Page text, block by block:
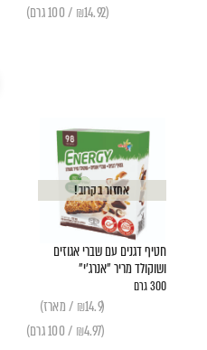
(₪14.92 / 100 גרם)
אחזור בקרוב!
חטיף דגנים עם שברי אגוזים
ושוקולד מריר "אנרג'י"
300 גרם
(₪14.9 / מארז)
(₪4.97 / 100 גרם)